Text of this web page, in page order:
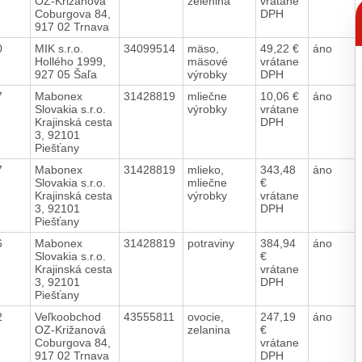
Coburgova 84,
917 02 Trnava
DPH
MIK s.r.o.
Hollého 1999,
927 05 Šaľa
34099514
mäso,
mäsové
výrobky
49,22 €
vrátane
DPH
áno
Mabonex
Slovakia s.r.o.
Krajinská cesta
3, 92101
Piešťany
31428819
mliečne
výrobky
10,06 €
vrátane
DPH
áno
Mabonex
Slovakia s.r.o.
Krajinská cesta
3, 92101
Piešťany
31428819
mlieko,
mliečne
výrobky
343,48
€
vrátane
DPH
áno
Mabonex
Slovakia s.r.o.
Krajinská cesta
3, 92101
Piešťany
31428819 potraviny
384,94
€
vrátane
DPH
áno
Veľkoobchod
OZ-Križanová
Coburgova 84,
917 02 Trnava
43555811
ovocie,
zelanina
247,19
€
vrátane
DPH
áno